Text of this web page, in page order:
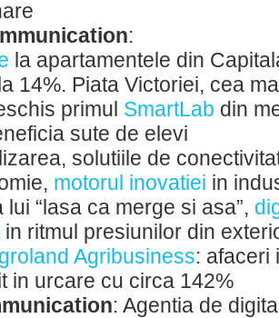
:
la apartamentele din
14%. Piata Victoriei, cea
primul SmartLab din
sute de elevi
solutiile de
motorul inovatiei in
lui “lasa ca merge si asa”,
in ritmul presiunilor din
Agribusiness: afaceri
in urcare cu circa 142%
: Agentia de